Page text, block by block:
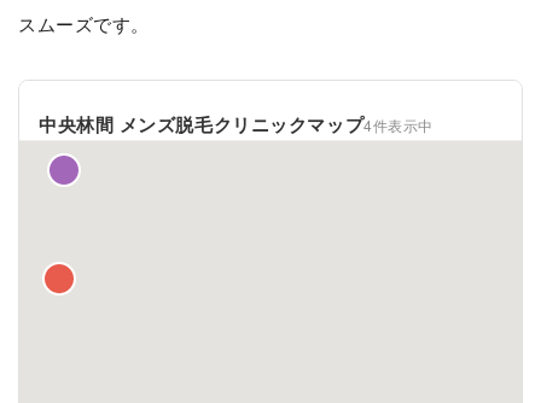
スムーズです。
中央林間 メンズ脱毛クリニックマップ4件表示中